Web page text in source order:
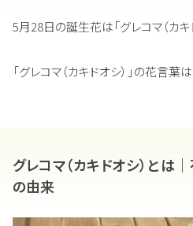
5月28日の誕生花は「グレコマ（カキ
「グレコマ（カキドオシ）」の花言葉は
グレコマ（カキドオシ）とは
の由来